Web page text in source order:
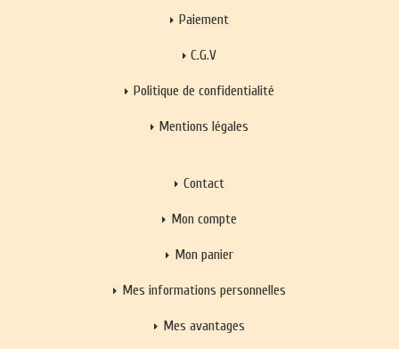
Paiement
C.G.V
Politique de confidentialité
Mentions légales
Contact
Mon compte
Mon panier
Mes informations personnelles
Mes avantages